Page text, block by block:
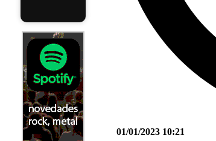
01/01/2023 10:21